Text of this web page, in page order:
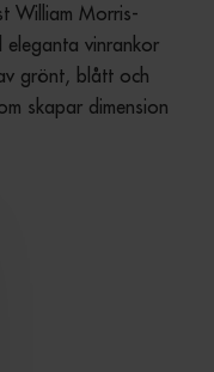
William Morris-
vinrankor
grönt, blått och
skapar dimension